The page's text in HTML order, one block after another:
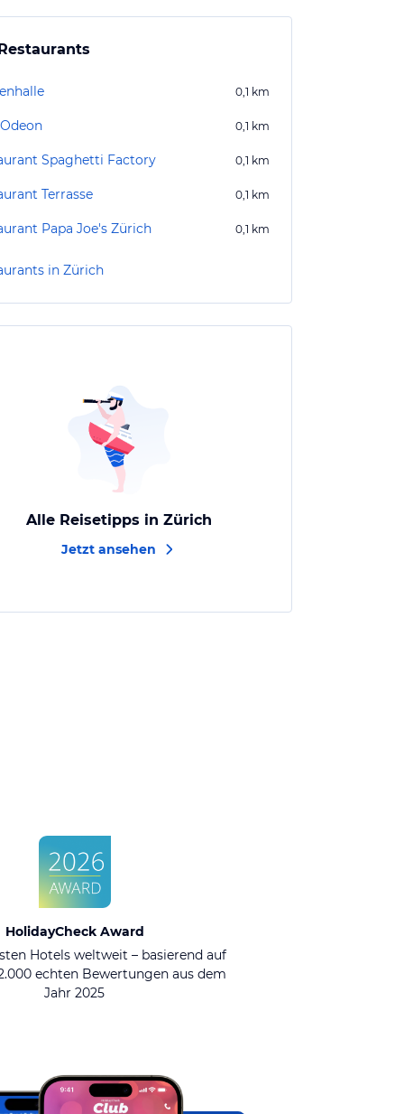
0,1 km
0,1 km
Spaghetti Factory 0,1 km
Terrasse 0,1 km
Papa Joe's Zürich 0,1 km
in Zürich
Alle Reisetipps in Zürich
Jetzt ansehen
HolidayCheck Award
Hotels weltweit – basierend auf
echten Bewertungen aus dem
Jahr 2025